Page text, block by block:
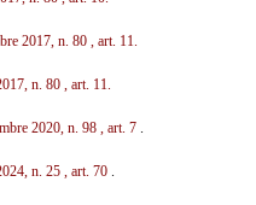
2017, n. 80 , art. 11.
n. 80 , art. 11.
2020, n. 98 , art. 7.
n. 25 , art. 70.